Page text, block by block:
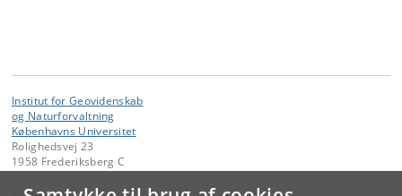
Institut for Geovidenskab
og Naturforvaltning
Københavns Universitet
Rolighedsvej 23
1958 Frederiksberg C